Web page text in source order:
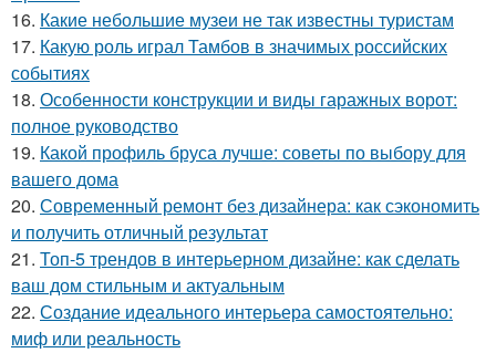
16. Какие небольшие музеи не так известны туристам
17. Какую роль играл Тамбов в значимых российских
событиях
18. Особенности конструкции и виды гаражных ворот:
полное руководство
19. Какой профиль бруса лучше: советы по выбору для
вашего дома
20. Современный ремонт без дизайнера: как сэкономить
и получить отличный результат
21. Топ-5 трендов в интерьерном дизайне: как сделать
ваш дом стильным и актуальным
22. Создание идеального интерьера самостоятельно:
миф или реальность